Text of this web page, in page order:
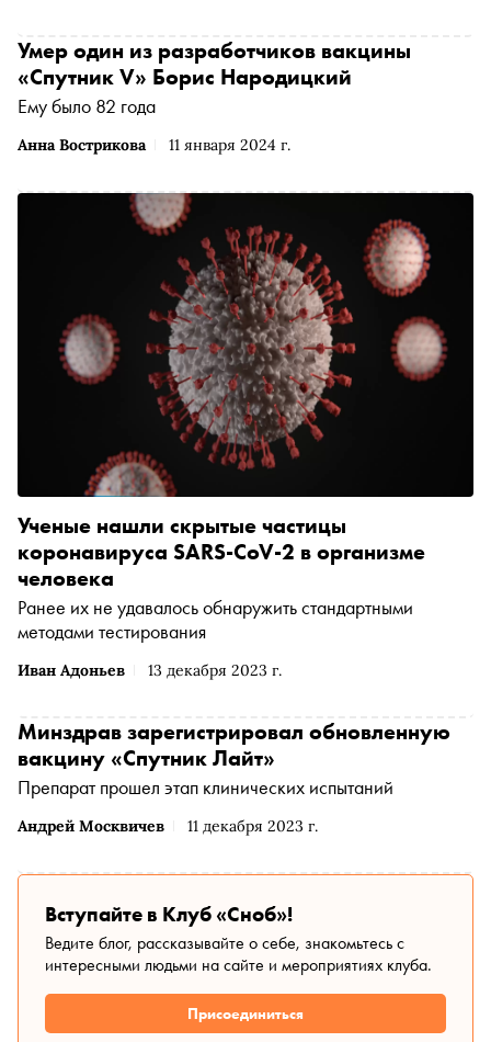
Анна Вострикова 11 января 2024 г.
Умер один из разработчиков вакцины
«Спутник V» Борис Народицкий
Ему было 82 года
Иван Адоньев 13 декабря 2023 г.
Ученые нашли скрытые частицы
коронавируса SARS-CoV-2 в организме
человека
Ранее их не удавалось обнаружить стандартными
методами тестирования
Андрей Москвичев 11 декабря 2023 г.
Минздрав зарегистрировал обновленную
вакцину «Спутник Лайт»
Препарат прошел этап клинических испытаний
Вступайте в Клуб «Сноб»!
Ведите блог, рассказывайте о себе, знакомьтесь с
интересными людьми на сайте и мероприятиях клуба.
Присоединиться